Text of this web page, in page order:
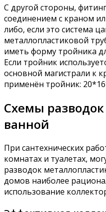
С другой стороны,
соединением с краном
либо, если это система
металлопластиковой
иметь форму тройника
Если тройник
основной магистрали к
применён тройник:
Схемы
ванной
При сантехнических
комнатах и туалетах,
разводок
домов наиболее
использование